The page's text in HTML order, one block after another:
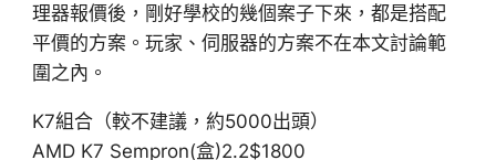
理器報價後，剛好學校的幾個案子下來，都是搭配
平價的方案。玩家、伺服器的方案不在本文討論範
圍之內。
K7組合（較不建議，約5000出頭）
AMD K7 Sempron(盒)2.2$1800